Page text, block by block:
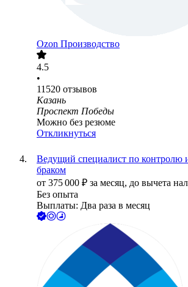
Ozon Производство
4.5
•
11520 отзывов
Казань
Проспект Победы
Можно без резюме
Откликнуться
Ведущий специалист по контролю
браком
от 375 000 ₽ за месяц, до вычета
Без опыта
Выплаты: Два раза в месяц